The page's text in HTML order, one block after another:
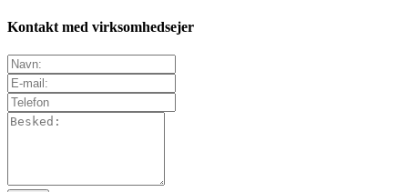
Kontakt med virksomhedsejer